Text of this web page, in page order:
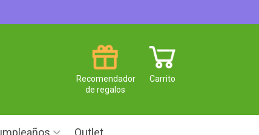
Carrito
Recomendador
de regalos
Outlet